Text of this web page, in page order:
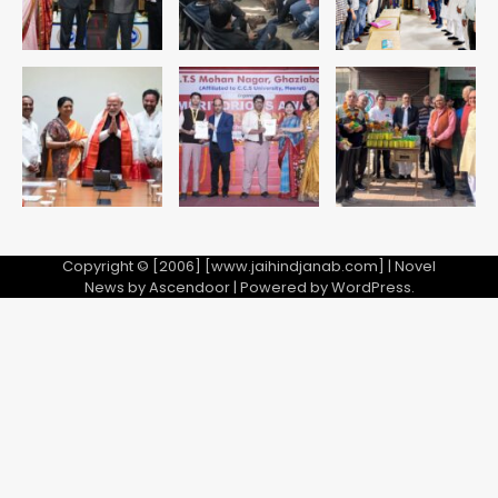
4
5
डीएम अस्मिता लाल ने गोद में उठाकर दिया
अपनत्व का सहारा
Team JHJ
Copyright © [2006] [www.jaihindjanab.com] | Novel
News byAscendoor| Powered byWordPress.